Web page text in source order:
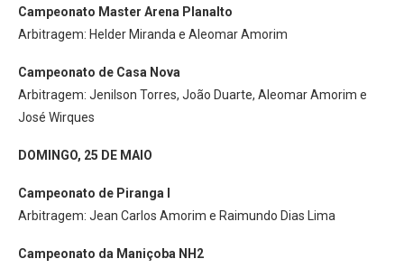
Campeonato Master Arena Planalto
Arbitragem: Helder Miranda e Aleomar Amorim
Campeonato de Casa Nova
Arbitragem: Jenilson Torres, João Duarte, Aleomar Amorim e
José Wirques
DOMINGO, 25 DE MAIO
Campeonato de Piranga I
Arbitragem: Jean Carlos Amorim e Raimundo Dias Lima
Campeonato da Maniçoba NH2